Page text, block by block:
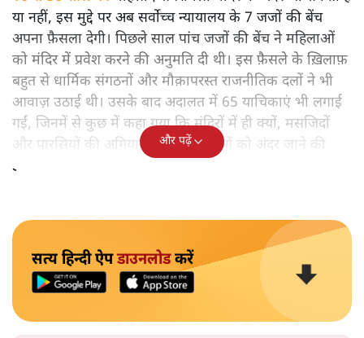
या नहीं, इस मुद्दे पर अब सर्वोच्च न्यायालय के 7 जजों की बेंच
अपना फ़ैसला देगी। पिछले साल पांच जजों की बेंच ने महिलाओं
को मंदिर में प्रवेश करने की अनुमति दी थी। इस फ़ैसले के ख़िलाफ़
बहुत से धार्मिक संगठनों और मौक़ापरस्त राजनीतिक दलों ने भी
आवाज़ उठाई थी। उसके बाद अदालत में 65 याचिकाएं भी लगाई
गईं, जिनमें से कुछ में कहा गया कि मंदिरों में ही क्यों, मसजिदों
और पारसियों की अगियारी में भी महिलाओं को अंदर जाने की
इजाजत मिलनी चाहिए।
और पढ़ें
सत्य हिन्दी ऐपडाउनलोडकरें